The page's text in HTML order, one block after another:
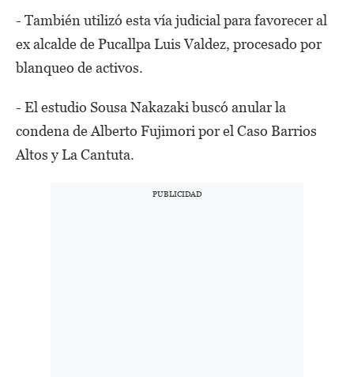
- También utilizó esta vía judicial para favorecer al
ex alcalde de Pucallpa Luis Valdez, procesado por
blanqueo de activos.
- El estudio Sousa Nakazaki buscó anular la
condena de Alberto Fujimori por el Caso Barrios
Altos y La Cantuta.